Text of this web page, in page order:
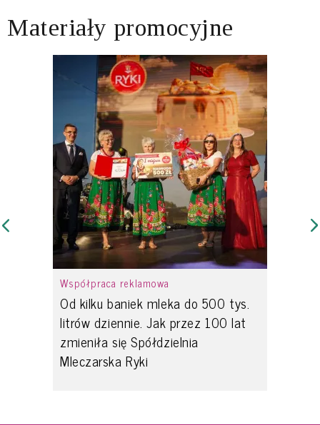
Materiały promocyjne
Współpraca reklamowa
Od kilku baniek mleka do 500 tys.
litrów dziennie. Jak przez 100 lat
zmieniła się Spółdzielnia
Mleczarska Ryki